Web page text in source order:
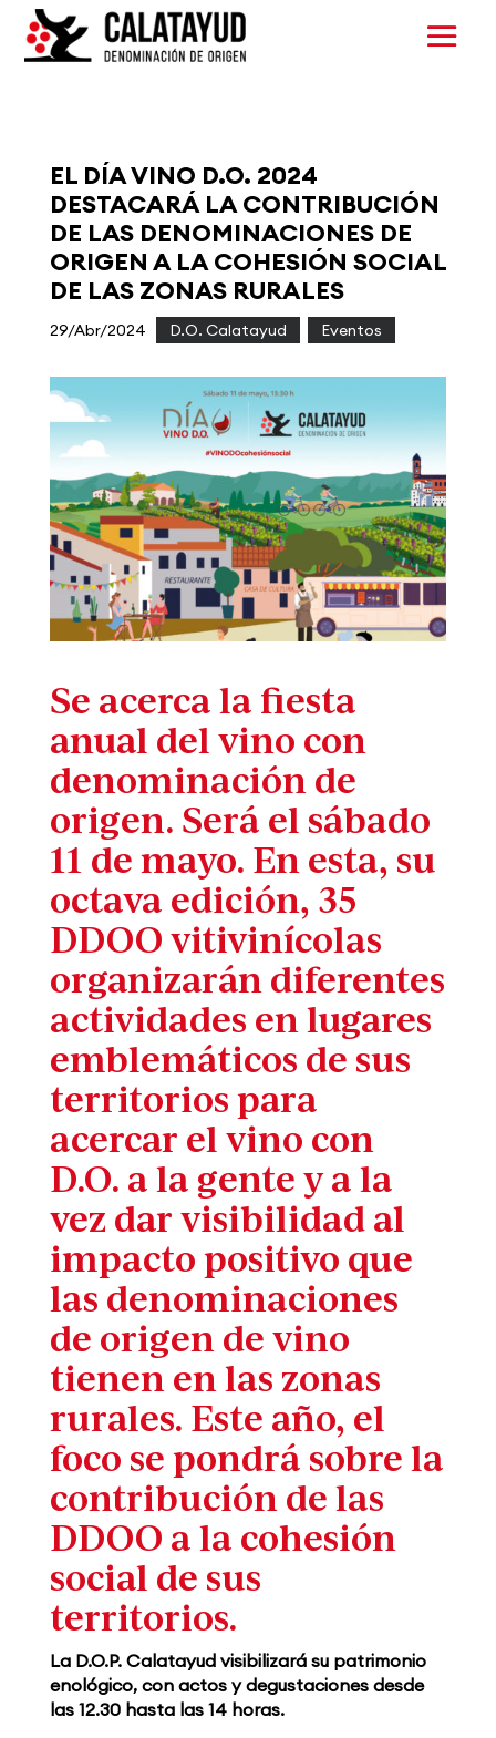
EL DÍA VINO D.O. 2024
DESTACARÁ LA CONTRIBUCIÓN
DE LAS DENOMINACIONES DE
ORIGEN A LA COHESIÓN SOCIAL
DE LAS ZONAS RURALES
29/Abr/2024 D.O. Calatayud Eventos
Se acerca la fiesta
anual del vino con
denominación de
origen. Será el sábado
11 de mayo. En esta, su
octava edición, 35
DDOO vitivinícolas
organizarán diferentes
actividades en lugares
emblemáticos de sus
territorios para
acercar el vino con
D.O. a la gente y a la
vez dar visibilidad al
impacto positivo que
las denominaciones
de origen de vino
tienen en las zonas
rurales. Este año, el
foco se pondrá sobre la
contribución de las
DDOO a la cohesión
social de sus
territorios.
La D.O.P. Calatayud visibilizará su patrimonio
enológico, con actos y degustaciones desde
las 12.30 hasta las 14 horas.